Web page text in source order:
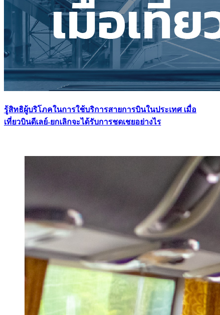
รู้สิทธิผู้บริโภคในการใช้บริการสายการบินในประเทศ เมื่อ
เที่ยวบินดีเลย์-ยกเลิกจะได้รับการชดเชยอย่างไร